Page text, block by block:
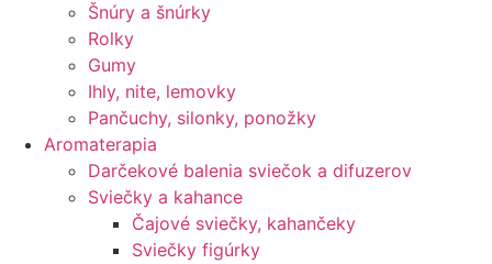
Šnúry a šnúrky
Rolky
Gumy
Ihly, nite, lemovky
Pančuchy, silonky, ponožky
Aromaterapia
Darčekové balenia sviečok a difuzerov
Sviečky a kahance
Čajové sviečky, kahančeky
Sviečky figúrky